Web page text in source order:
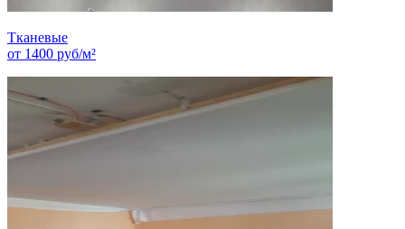
Тканевые
от 1400 руб/м²